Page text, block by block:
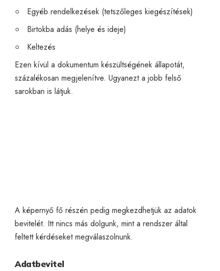
Egyéb rendelkezések (tetszőleges kiegészítések)
Birtokba adás (helye és ideje)
Keltezés
Ezen kívül a dokumentum készültségének állapotát,
százalékosan megjelenítve. Ugyanezt a jobb felső
sarokban is látjuk.
A képernyő fő részén pedig megkezdhetjük az adatok
bevitelét. Itt nincs más dolgunk, mint a rendszer által
feltett kérdéseket megválaszolnunk.
Adatbevitel